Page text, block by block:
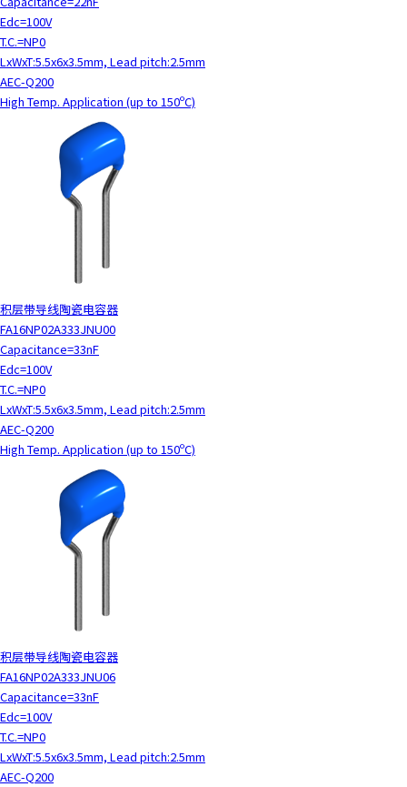
c
t
w
i
t
h
t
.
Edc=100V
T.C.=NP0
LxWxT:5.5x6x3.5mm, Lead pitch:2.5mm
AEC-Q200
High Temp. Application (up to 150ºC)
积层带导线陶瓷电容器
FA16NP02A333JNU00
Capacitance=33nF
Edc=100V
T.C.=NP0
LxWxT:5.5x6x3.5mm, Lead pitch:2.5mm
AEC-Q200
High Temp. Application (up to 150ºC)
积层带导线陶瓷电容器
FA16NP02A333JNU06
Capacitance=33nF
Edc=100V
T.C.=NP0
LxWxT:5.5x6x3.5mm, Lead pitch:2.5mm
AEC-Q200